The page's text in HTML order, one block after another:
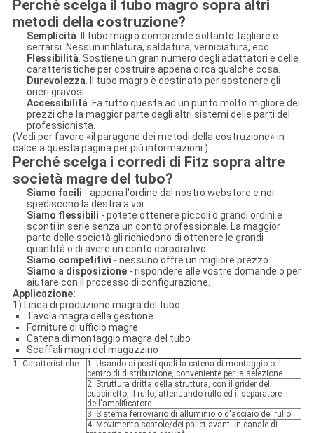
Perché scelga il tubo magro sopra altri
metodi della costruzione?
Semplicità. Il tubo magro comprende soltanto tagliare e
serrarsi. Nessun infilatura, saldatura, verniciatura, ecc.
Flessibilità. Sostiene un gran numero degli adattatori e delle
caratteristiche per costruire appena circa qualche cosa.
Durevolezza. Il tubo magro è destinato per sostenere gli
oneri gravosi.
Accessibilità. Fa tutto questa ad un punto molto migliore dei
prezzi che la maggior parte degli altri sistemi delle parti del
professionista.
(Vedi per favore «il paragone dei metodi della costruzione» in
calce a questa pagina per più informazioni.)
Perché scelga i corredi di Fitz sopra altre
società magre del tubo?
Siamo facili - appena l'ordine dal nostro webstore e noi
spediscono la destra a voi.
Siamo flessibili - potete ottenere piccoli o grandi ordini e
sconti in serie senza un conto professionale. La maggior
parte delle società gli richiedono di ottenere le grandi
quantità o di avere un conto corporativo.
Siamo competitivi - nessuno offre un migliore prezzo.
Siamo a disposizione- rispondere alle vostre domande o per
aiutare con il processo di configurazione.
Applicazione:
1) Linea di produzione magra del tubo
Tavola magra della gestione
Forniture di ufficio magre
Catena di montaggio magra del tubo
Scaffali magri del magazzino
1. Caratteristiche
1. Usando ai posti quali la catena di montaggio o il
centro di distribuzione, conveniente per la selezione.
2. Struttura dritta della struttura, con il grider del
cuscinetto, il rullo, attenuando rullo ed il separatore
dell'amplificatore.
3. Sistema ferroviario di alluminio o d'acciaio del rullo.
4. Movimento scatole/dei pallet avanti in canale di